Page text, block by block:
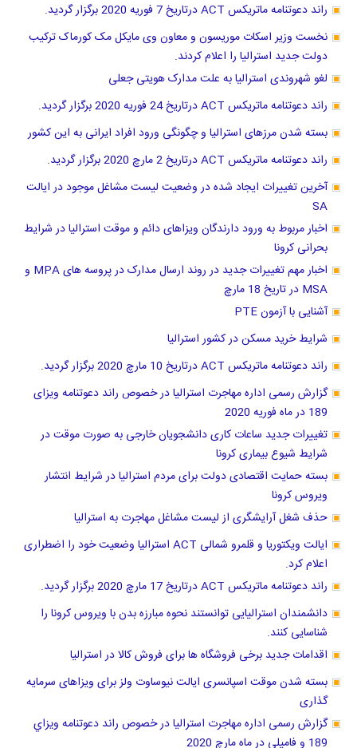
راند دعوتنامه ماتریکس ACT درتاریخ 7 فوریه 2020 برگزار گردید.
نخست وزیر اسکات موریسون و معاون وی مایکل مک کورماک ترکیب
دولت جدید استرالیا را اعلام کردند.
لغو شهروندی استرالیا به علت مدارک هویتی جعلی
راند دعوتنامه ماتریکس ACT درتاریخ 24 فوریه 2020 برگزار گردید.
بسته شدن مرزهای استرالیا و چگونگی ورود افراد ایرانی به این کشور
راند دعوتنامه ماتریکس ACT درتاریخ 2 مارچ 2020 برگزار گردید.
آخرین تغییرات ایجاد شده در وضعیت لیست مشاغل موجود در ایالت
SA
اخبار مربوط به ورود دارندگان ویزاهای دائم و موقت استرالیا در شرایط
بحرانی کرونا
اخبار مهم تغییرات جدید در روند ارسال مدارک در پروسه های MPA و
MSA در تاریخ 18 مارچ
آشنایی با آزمون PTE
شرایط خرید مسکن در کشور استرالیا
راند دعوتنامه ماتریکس ACT درتاریخ 10 مارچ 2020 برگزار گردید.
گزارش رسمی اداره مهاجرت استرالیا در خصوص راند دعوتنامه ویزای
189 در ماه فوریه 2020
تغییرات جدید ساعات کاری دانشجویان خارجی به صورت موقت در
شرایط شیوع بیماری کرونا
بسته حمایت اقتصادی دولت برای مردم استرالیا در شرایط انتشار
ویروس کرونا
حذف شغل آرایشگری از لیست مشاغل مهاجرت به استرالیا
ایالت ویکتوریا و قلمرو شمالی ACT استرالیا وضعیت خود را اضطراری
اعلام کرد.
راند دعوتنامه ماتریکس ACT درتاریخ 17 مارچ 2020 برگزار گردید.
دانشمندان استرالیایی توانستند نحوه مبارزه بدن با ویروس کرونا را
شناسایی کنند.
اقدامات جدید برخی فروشگاه ها برای فروش کالا در استرالیا
بسته شدن موقت اسپانسری ایالت نیوساوت ولز برای ویزاهای سرمایه
گذاری
گزارش رسمی اداره مهاجرت استرالیا در خصوص راند دعوتنامه ويزاي
189 و فامیلی در ماه مارچ 2020